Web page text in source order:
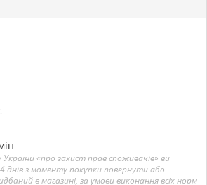
України «про захист прав споживачів» ви
з моменту покупки повернути або
в магазині, за умови виконання всіх норм